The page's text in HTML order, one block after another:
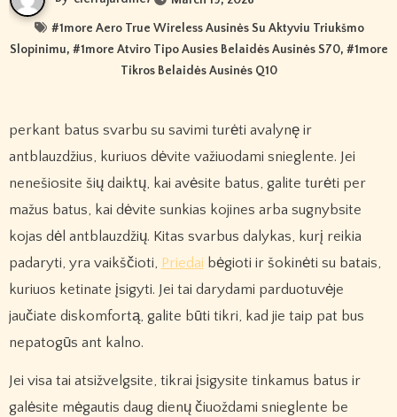
#1more Aero True Wireless Ausinės Su Aktyviu Triukšmo
Slopinimu, #1more Atviro Tipo Ausies Belaidės Ausinės S70, #1more
Tikros Belaidės Ausinės Q10
perkant batus svarbu su savimi turėti avalynę ir
antblauzdžius, kuriuos dėvite važiuodami snieglente. Jei
nenešiosite šių daiktų, kai avėsite batus, galite turėti per
mažus batus, kai dėvite sunkias kojines arba sugnybsite
kojas dėl antblauzdžių. Kitas svarbus dalykas, kurį reikia
padaryti, yra vaikščioti, Priedai bėgioti ir šokinėti su batais,
kuriuos ketinate įsigyti. Jei tai darydami parduotuvėje
jaučiate diskomfortą, galite būti tikri, kad jie taip pat bus
nepatogūs ant kalno.
Jei visa tai atsižvelgsite, tikrai įsigysite tinkamus batus ir
galėsite mėgautis daug dienų čiuoždami snieglente be